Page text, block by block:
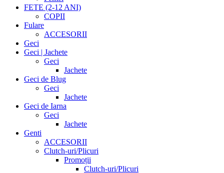
FETE (2-12 ANI)
COPII
Fulare
ACCESORII
Geci
Geci | Jachete
Geci
Jachete
Geci de Blug
Geci
Jachete
Geci de Iarna
Geci
Jachete
Genti
ACCESORII
Clutch-uri/Plicuri
Promoții
Clutch-uri/Plicuri